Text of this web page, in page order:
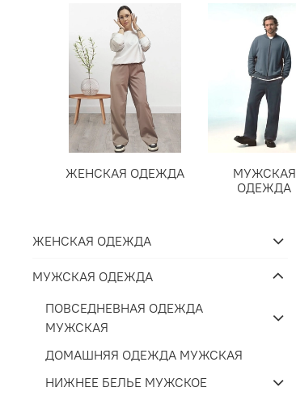
ЖЕНСКАЯ ОДЕЖДА
МУЖСКАЯ
ОДЕЖДА
ЖЕНСКАЯ ОДЕЖДА
МУЖСКАЯ ОДЕЖДА
ПОВСЕДНЕВНАЯ ОДЕЖДА
МУЖСКАЯ
ДОМАШНЯЯ ОДЕЖДА МУЖСКАЯ
НИЖНЕЕ БЕЛЬЕ МУЖСКОЕ